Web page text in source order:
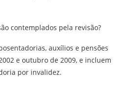
contemplados pela revisão?
auxílios e pensões
e outubro de 2009, e incluem
por invalidez.